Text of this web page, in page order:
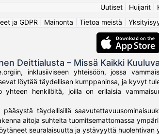
Uutiset Huijarit
ja GDPR
Mainonta Tietoa meistä
Deittialusta – Missä Kaikki
inklusiiviseen yhteisöön, jossa
löytää täydellisen kumppaninsa, ja kyvyt
yhteen henkilöitä, joilla on erilaisia
pääsystä täydellisillä
aitoja suhteita tuomitsemattomassa
seuralaisuutta ja ystävyyttä huolehtivan